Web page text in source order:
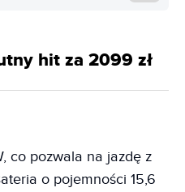
hit za 2099 zł
co pozwala na jazdę z
o pojemności 15,6